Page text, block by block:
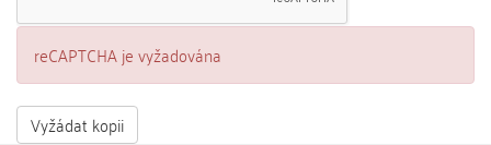
reCAPTCHA je vyžadována
Vyžádat kopii